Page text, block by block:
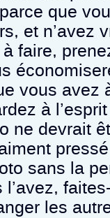
que
et n’avez
faire,
vous avez
à
ne devrait
sans la
les